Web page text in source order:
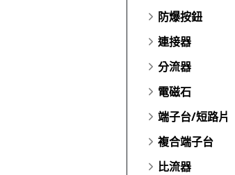
防爆按鈕
連接器
分流器
電磁石
端子台/短路片
複合端子台
比流器